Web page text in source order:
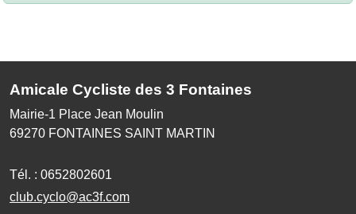
Amicale Cycliste des 3 Fontaines
Mairie-1 Place Jean Moulin
69270 FONTAINES SAINT MARTIN
Tél. : 0652802601
club.cyclo@ac3f.com